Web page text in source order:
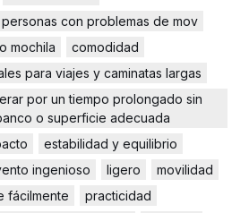
con problemas de mov
mochila
comodidad
para viajes y caminatas largas
por un tiempo prolongado sin
o superficie adecuada
estabilidad y equilibrio
ingenioso ligero
movilidad
fácilmente
practicidad